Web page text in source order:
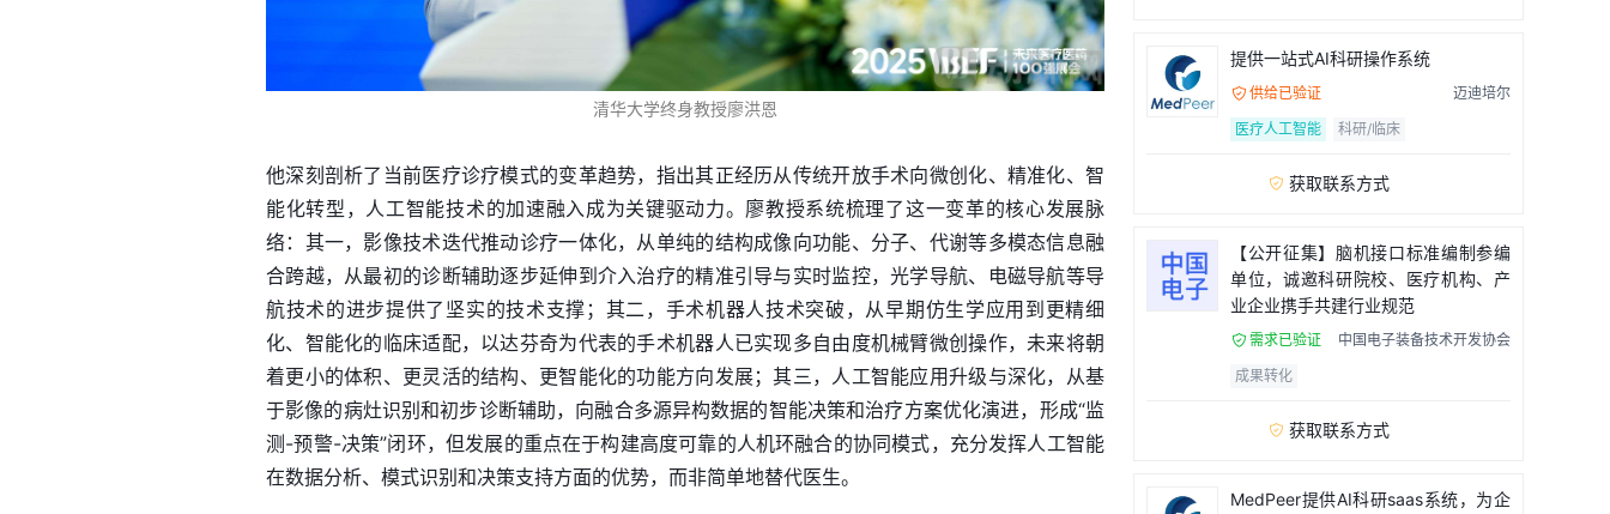
清华大学终身教授廖洪恩
他深刻剖析了当前医疗诊疗模式的变革趋势，指出其正经历从传统开放手术向微创化、精准化、智
能化转型，人工智能技术的加速融入成为关键驱动力。廖教授系统梳理了这一变革的核心发展脉
络：其一，影像技术迭代推动诊疗一体化，从单纯的结构成像向功能、分子、代谢等多模态信息融
合跨越，从最初的诊断辅助逐步延伸到介入治疗的精准引导与实时监控，光学导航、电磁导航等导
航技术的进步提供了坚实的技术支撑；其二，手术机器人技术突破，从早期仿生学应用到更精细
化、智能化的临床适配，以达芬奇为代表的手术机器人已实现多自由度机械臂微创操作，未来将朝
着更小的体积、更灵活的结构、更智能化的功能方向发展；其三，人工智能应用升级与深化，从基
于影像的病灶识别和初步诊断辅助，向融合多源异构数据的智能决策和治疗方案优化演进，形成“监
测-预警-决策”闭环，但发展的重点在于构建高度可靠的人机环融合的协同模式，充分发挥人工智能
在数据分析、模式识别和决策支持方面的优势，而非简单地替代医生。
提供一站式AI科研操作系统
 供给已验证
迈迪培尔
医疗人工智能
科研/临床
 获取联系方式
【公开征集】脑机接口标准编制参编
单位，诚邀科研院校、医疗机构、产
业企业携手共建行业规范
 需求已验证
中国电子装备技术开发协会
成果转化
 获取联系方式
MedPeer提供AI科研saas系统，为企